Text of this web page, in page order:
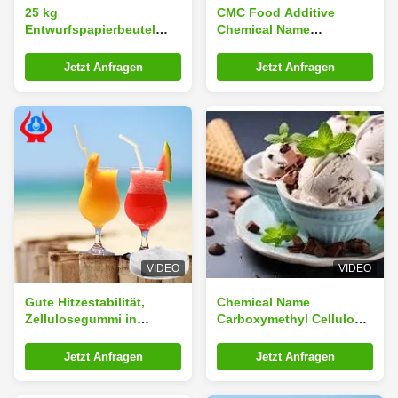
25 kg
Entwurfspapierbeutel
Natriumcarboxymethylcellulose
Verdickungsstabilisator
Baumwolle
Jetzt Anfragen
CMC Food Additive
Chemical Name
White Or Slightly
Yellowish Powder with
Jetzt Anfragen
VIDEO
Gute Hitzestabilität,
Zellulosegummi in
Carboxymethylzellulose,
verbessert die Textur und
Jetzt Anfragen
VIDEO
Chemical Name
Carboxymethyl Cellulose
Carboxymethylcellulose
Sodium
Jetzt Anfragen